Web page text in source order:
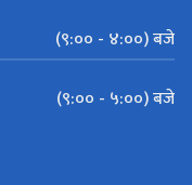
(९:०० - ४:००) बजे
(९:०० - ५:००) बजे